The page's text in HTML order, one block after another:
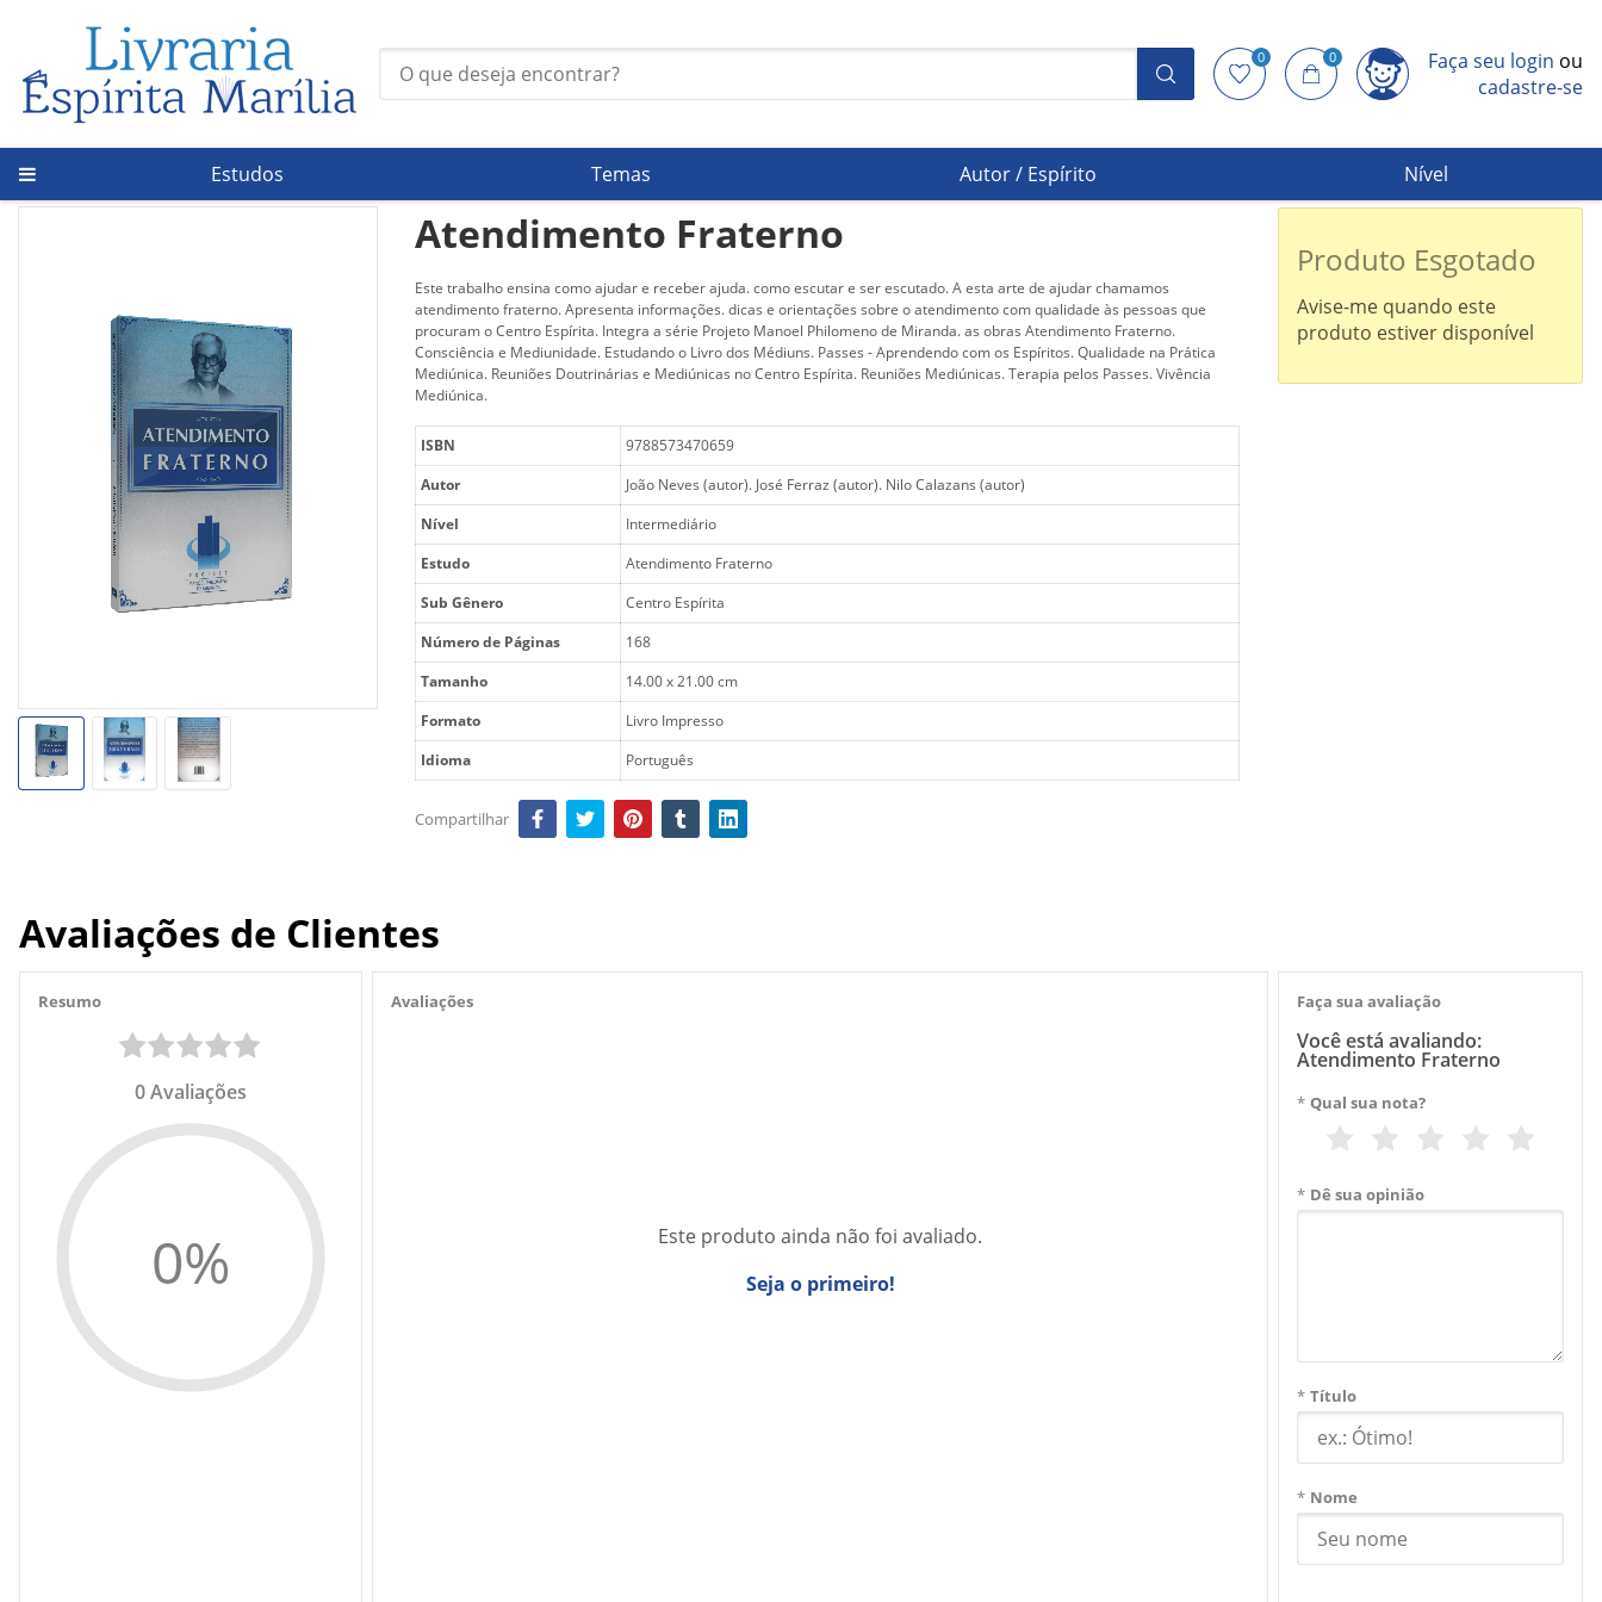
0 0 Faça seu login ou
cadastre-se
Estudos Temas Autor / Espírito Nível
Atendimento Fraterno
Produto Esgotado
Avise-me quando este
produto estiver disponível
Atendimento Fraterno
Este trabalho ensina como ajudar e receber ajuda. como escutar e ser escutado. A esta arte de ajudar chamamos
atendimento fraterno. Apresenta informações. dicas e orientações sobre o atendimento com qualidade às pessoas que
procuram o Centro Espírita. Integra a série Projeto Manoel Philomeno de Miranda. as obras Atendimento Fraterno.
Consciência e Mediunidade. Estudando o Livro dos Médiuns. Passes - Aprendendo com os Espíritos. Qualidade na Prática
Mediúnica. Reuniões Doutrinárias e Mediúnicas no Centro Espírita. Reuniões Mediúnicas. Terapia pelos Passes. Vivência
Mediúnica.
ISBN
9788573470659
Autor
João Neves (autor). José Ferraz (autor). Nilo Calazans (autor)
Nível
Intermediário
Estudo
Atendimento Fraterno
Sub Gênero
Centro Espírita
Número de Páginas
168
Tamanho
14.00 x 21.00 cm
Formato
Livro Impresso
Idioma
Português
Avaliações de Clientes
Resumo
0Avaliações
0%
Avaliações
Este produto ainda não foi avaliado.
Seja o primeiro!
Faça sua avaliação
Você está avaliando:
Atendimento Fraterno
* Qual sua nota?
* Dê sua opinião
* Título
* Nome